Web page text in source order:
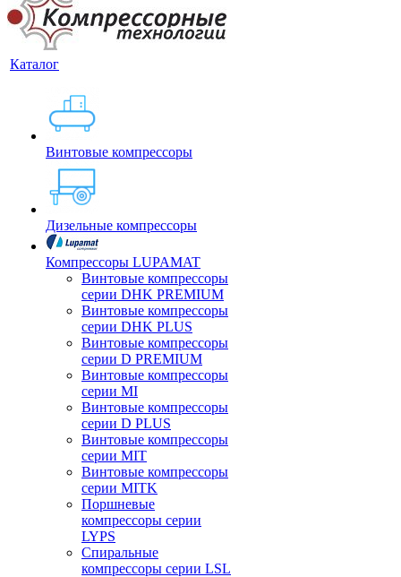
Каталог
Винтовые компрессоры
Дизельные компрессоры
Компрессоры LUPAMAT
Винтовые компрессоры
серии DHK PREMIUM
Винтовые компрессоры
серии DHK PLUS
Винтовые компрессоры
серии D PREMIUM
Винтовые компрессоры
серии MI
Винтовые компрессоры
серии D PLUS
Винтовые компрессоры
серии MIT
Винтовые компрессоры
серии MITK
Поршневые
компрессоры серии
LYPS
Спиральные
компрессоры серии LSL